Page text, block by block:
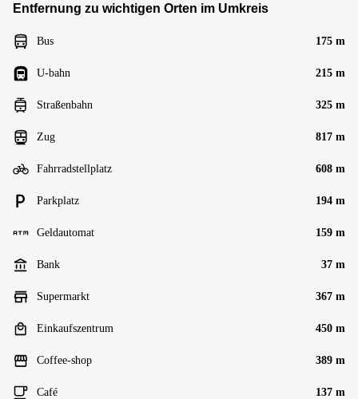
Entfernung zu wichtigen Orten im Umkreis
Bus 175 m
U-bahn 215 m
Straßenbahn 325 m
Zug 817 m
Fahrradstellplatz 608 m
Parkplatz 194 m
Geldautomat 159 m
Bank 37 m
Supermarkt 367 m
Einkaufszentrum 450 m
Coffee-shop 389 m
Café 137 m